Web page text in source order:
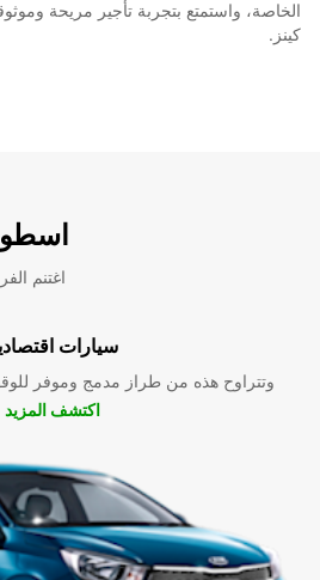
الخاصة، واستمتع بتجربة تأجير مريحة
كينز.
اغتنم
سيارات
وتتراوح هذه من طراز مدمج وموفر
اكتشف المزيد